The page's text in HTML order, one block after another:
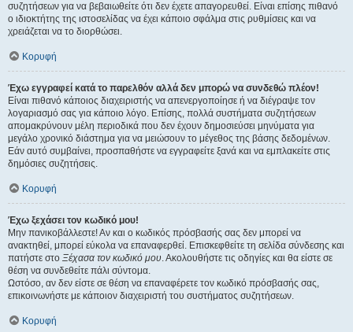
συζητήσεων για να βεβαιωθείτε ότι δεν έχετε απαγορευθεί. Είναι επίσης πιθανό
ο ιδιοκτήτης της ιστοσελίδας να έχει κάποιο σφάλμα στις ρυθμίσεις και να
χρειάζεται να το διορθώσει.
Κορυφή
Έχω εγγραφεί κατά το παρελθόν αλλά δεν μπορώ να συνδεθώ πλέον!
Είναι πιθανό κάποιος διαχειριστής να απενεργοποίησε ή να διέγραψε τον
λογαριασμό σας για κάποιο λόγο. Επίσης, πολλά συστήματα συζητήσεων
απομακρύνουν μέλη περιοδικά που δεν έχουν δημοσιεύσει μηνύματα για
μεγάλο χρονικό διάστημα για να μειώσουν το μέγεθος της βάσης δεδομένων.
Εάν αυτό συμβαίνει, προσπαθήστε να εγγραφείτε ξανά και να εμπλακείτε στις
δημόσιες συζητήσεις.
Κορυφή
Έχω ξεχάσει τον κωδικό μου!
Μην πανικοβάλλεστε! Αν και ο κωδικός πρόσβασής σας δεν μπορεί να
ανακτηθεί, μπορεί εύκολα να επαναφερθεί. Επισκεφθείτε τη σελίδα σύνδεσης και
πατήστε στο Ξέχασα τον κωδικό μου. Ακολουθήστε τις οδηγίες και θα είστε σε
θέση να συνδεθείτε πάλι σύντομα.
Ωστόσο, αν δεν είστε σε θέση να επαναφέρετε τον κωδικό πρόσβασής σας,
επικοινωνήστε με κάποιον διαχειριστή του συστήματος συζητήσεων.
Κορυφή